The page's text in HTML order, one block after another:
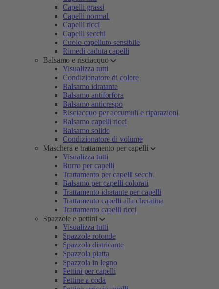
Capelli grassi
Capelli normali
Capelli ricci
Capelli secchi
Cuoio capelluto sensibile
Rimedi caduta capelli
Balsamo e risciacquo
Visualizza tutti
Condizionatore di colore
Balsamo idratante
Balsamo antiforfora
Balsamo anticrespo
Risciacquo per accumuli e riparazioni
Balsamo capelli ricci
Balsamo solido
Condizionatore di volume
Maschera e trattamento per capelli
Visualizza tutti
Burro per capelli
Trattamento per capelli secchi
Balsamo per capelli colorati
Trattamento idratante per capelli
Trattamento capelli alla cheratina
Trattamento capelli ricci
Spazzole e pettini
Visualizza tutti
Spazzole rotonde
Spazzola districante
Spazzola piatta
Spazzola in legno
Pettini per capelli
Pettine a coda